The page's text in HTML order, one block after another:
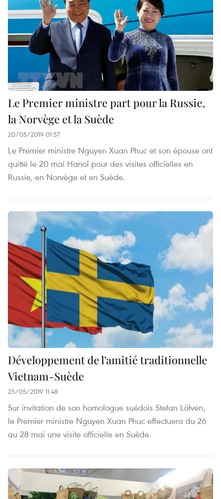
Le Premier ministre part pour la Russie,
la Norvège et la Suède
20/05/2019 01:57
Le Premier ministre Nguyen Xuan Phuc et son épouse ont
quitté le 20 mai Hanoï pour des visites officielles en
Russie, en Norvège et en Suède.
Développement de l’amitié traditionnelle
Vietnam-Suède
25/05/2019 11:48
Sur invitation de son homologue suédois Stefan Löfven,
le Premier ministre Nguyen Xuan Phuc effectuera du 26
au 28 mai une visite officielle en Suède.